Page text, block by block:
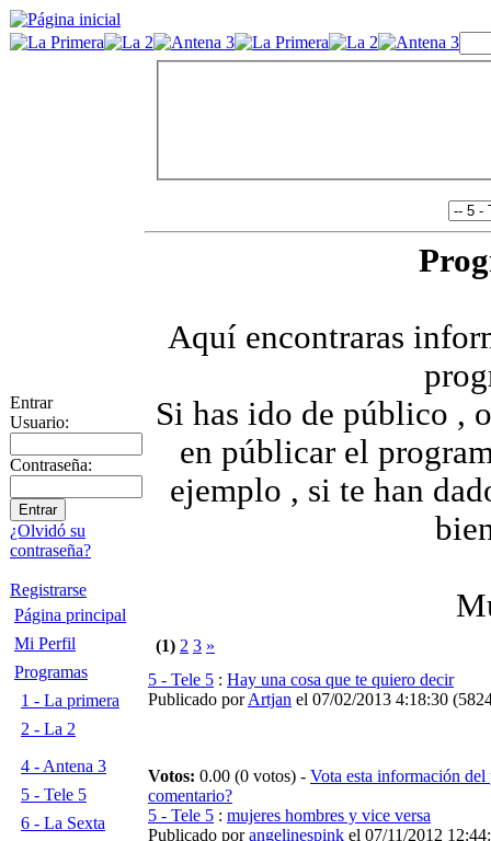
Entrar
Usuario:
Contraseña:
¿Olvidó su
contraseña?
Registrarse
Página principal
Mi Perfil
Programas
1 - La primera
2 - La 2
4 - Antena 3
5 - Tele 5
6 - La Sexta
Aquí encontraras
Si has ido de público ,
en públicar el
ejemplo , si te han
(1) 2 3 »
5 - Tele 5 : Hay una cosa que te quiero decir
Publicado porArtjan el 07/02/2013 4:18:30 (
Votos: 0.00 (0 votos) - Vota esta información del
comentario?
5 - Tele 5 : mujeres hombres y vice versa
Publicado porangelinespink el 07/11/2012